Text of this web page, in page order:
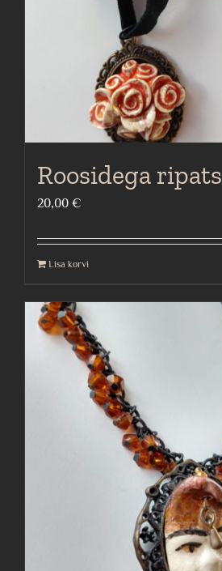
Roosidega ripats
20,00 €
Lisa korvi